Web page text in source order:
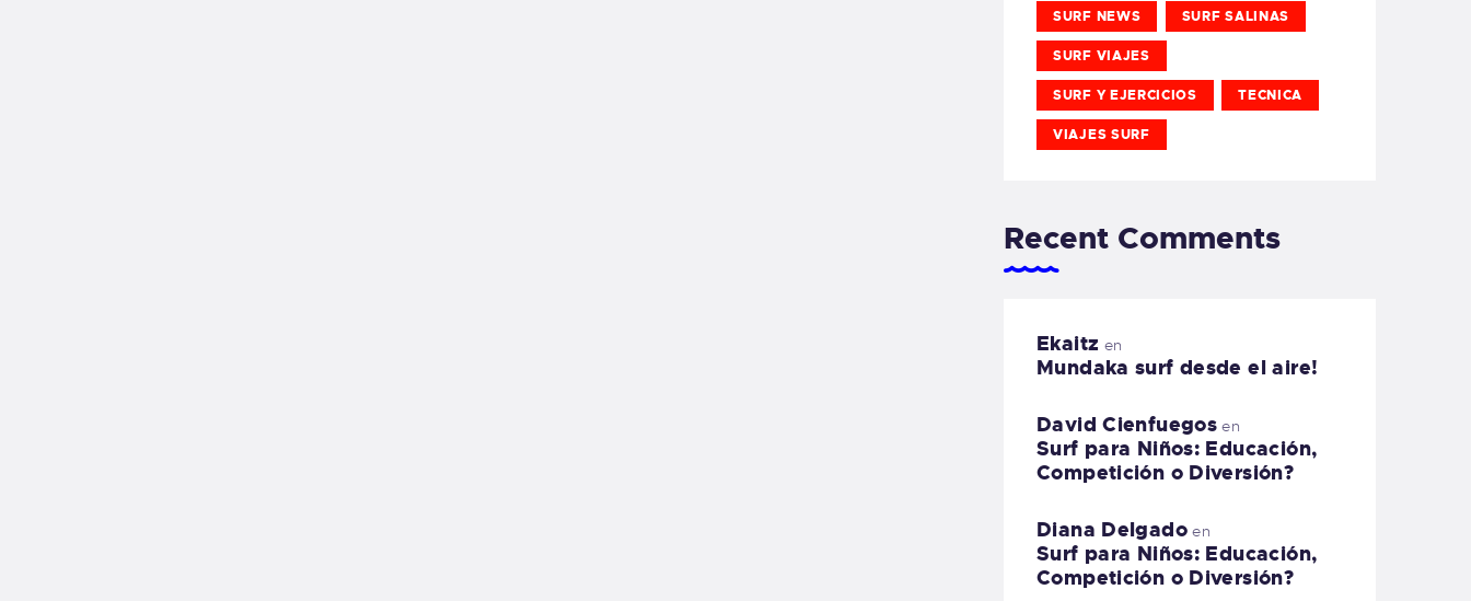
SURF NEWS SURF SALINAS
SURF VIAJES
SURF Y EJERCICIOS TECNICA
VIAJES SURF
Recent Comments
Ekaitz en
Mundaka surf desde el aire!
David Cienfuegos en
Surf para Niños: Educación,
Competición o Diversión?
Diana Delgadoen
Surf para Niños: Educación,
Competición o Diversión?